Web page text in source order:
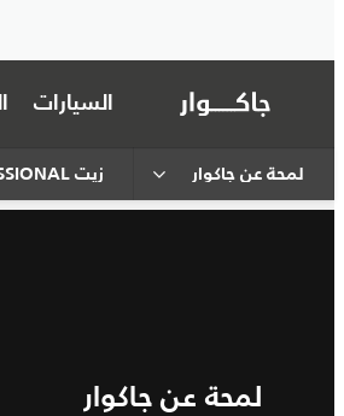
السيارات
لمحة عن جاكوار زيت CASTROL EDGE PROFESSIONAL
لمحة عن جاكوار